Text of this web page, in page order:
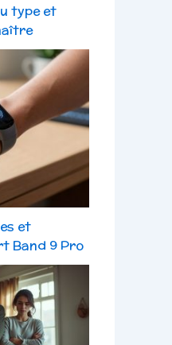
type et
et
Band 9 Pro